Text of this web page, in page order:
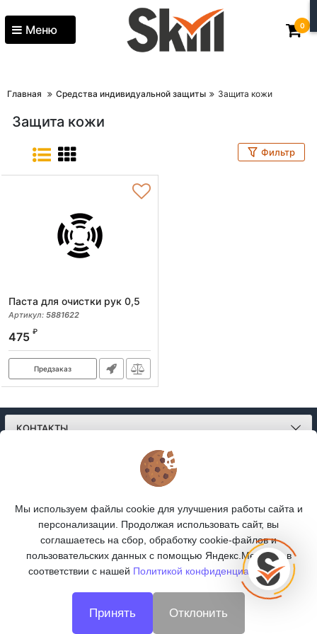
Меню 0
Главная Средства индивидуальной защиты Защита кожи
Защита кожи
Фильтр
Паста для очистки рук 0,5
Артикул: 5881622
475 ₽
Предзаказ
КОНТАКТЫ
ПОДПИСКА
Мы используем файлы cookie для улучшения работы сайта и
персонализации. Продолжая использовать сайт, вы
соглашаетесь на сбор, обработку cookie-файлов и
пользовательских данных с помощью Яндекс.Метрика, в
соответствии с нашей Политикой конфиденциальности.
Принять Отклонить